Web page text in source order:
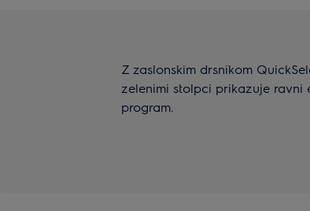
Z zaslonskim drsnikom
zelenimi stolpci prikazuje ravni
program.